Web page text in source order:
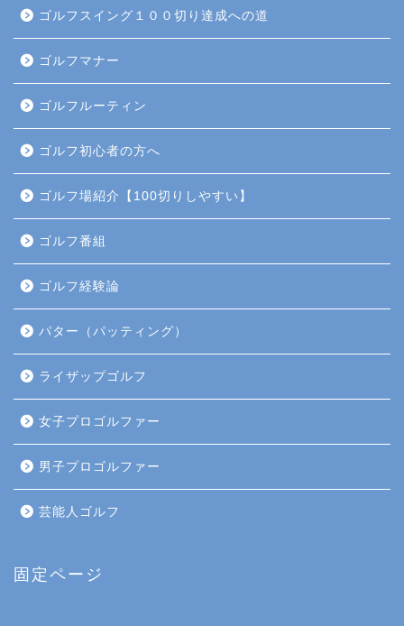
ゴルフスイング１００切り達成への道
ゴルフマナー
ゴルフルーティン
ゴルフ初心者の方へ
ゴルフ場紹介【100切りしやすい】
ゴルフ番組
ゴルフ経験論
パター（パッティング）
ライザップゴルフ
女子プロゴルファー
男子プロゴルファー
芸能人ゴルフ
固定ページ